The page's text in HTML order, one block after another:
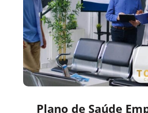
Plano de Saúde